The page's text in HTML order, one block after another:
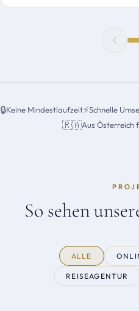
🔒Keine Mindestlaufzeit⚡Schnelle
🇷🇦Aus Österreich
So sehen
ALLE
REISEAGENTUR